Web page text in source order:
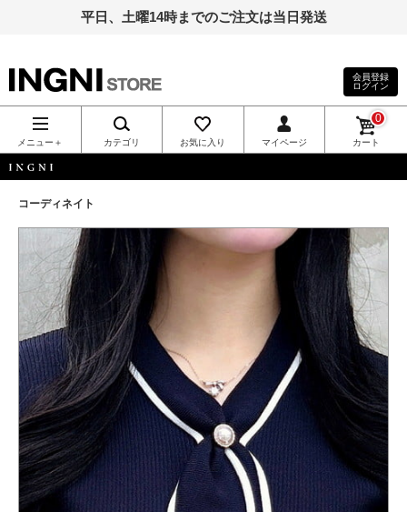
平日、土曜14時までのご注文は当日発送
INGNI（イン
グ）公式通
販｜INGNI
STORE
会員登録
ログイン
メニュー＋ カテゴリ お気に入り マイページ カート
0
コーディネイト